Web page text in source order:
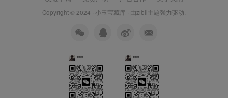
Copyright © 2024 · 小玉宝藏库 · 由zibll主题强力驱动.